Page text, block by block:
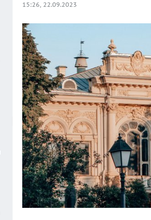
15:26, 22.09.2023